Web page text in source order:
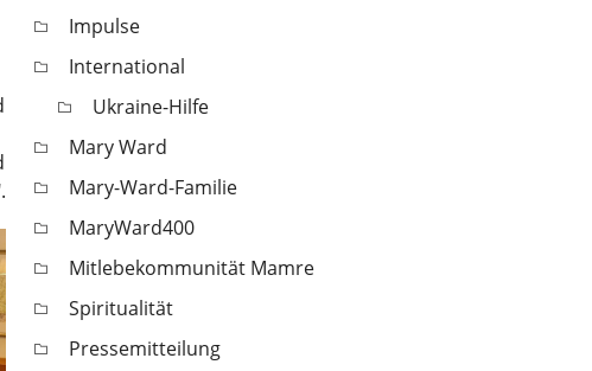
Impulse
International
Ukraine-Hilfe
Mary Ward
Mary-Ward-Familie
MaryWard400
Mitlebekommunität Mamre
Spiritualität
Pressemitteilung